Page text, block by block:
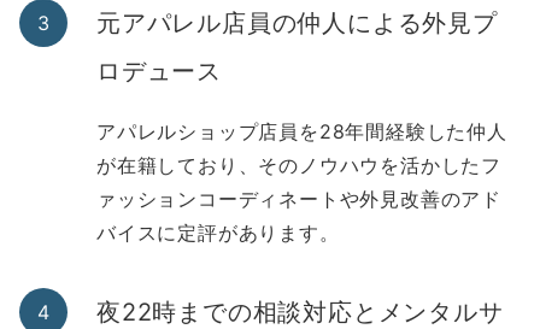
元アパレル店員の仲人による外見プ
ロデュース
アパレルショップ店員を28年間経験した仲人
が在籍しており、そのノウハウを活かしたフ
ァッションコーディネートや外見改善のアド
バイスに定評があります。
夜22時までの相談対応とメンタルサ